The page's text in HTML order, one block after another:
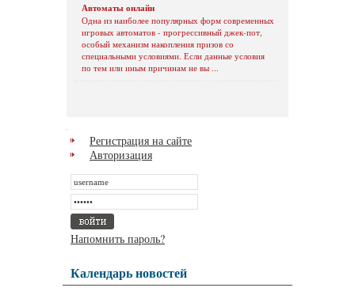
Автоматы онлайн
Одна из наиболее популярных форм современных
игровых автоматов - прогрессивный джек-пот,
особый механизм накопления призов со
специальными условиями. Если данные условия
по тем или иным причинам не вы ...
Регистрация на сайте
Авторизация
Напомнить пароль?
Календарь новостей